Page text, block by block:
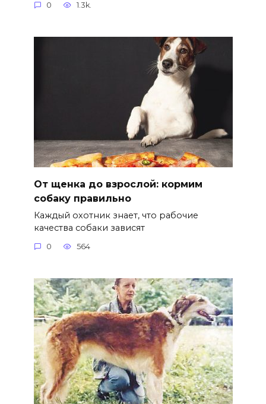
0 1.3k.
От щенка до взрослой: кормим
собаку правильно
Каждый охотник знает, что рабочие
качества собаки зависят
0 564